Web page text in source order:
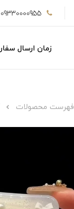
09330000955
زمان ارسال
فهرست محصولات